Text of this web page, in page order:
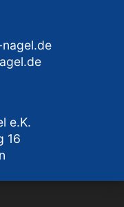
e.K.
16